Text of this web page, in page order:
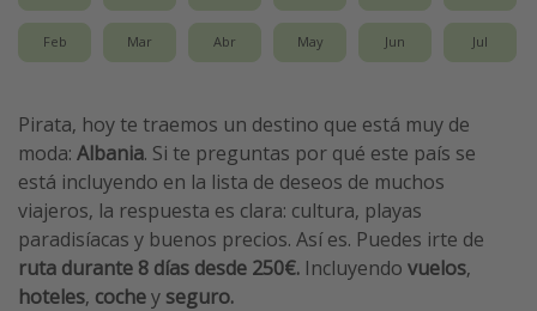
Escapadas románticas
Trabajar en el extranjero
Cruceros por el Mediterráneo
Hoteles más hot de España
Guía de equipaje de mano
Parques de atracciones
Feb Mar Abr May Jun Jul
Pirata, hoy te traemos un destino que está muy de
moda: Albania. Si te preguntas por qué este país se
está incluyendo en la lista de deseos de muchos
viajeros, la respuesta es clara: cultura, playas
paradisíacas y buenos precios. Así es. Puedes irte de
ruta durante 8 días desde 250€. Incluyendo vuelos,
hoteles, cochey seguro.